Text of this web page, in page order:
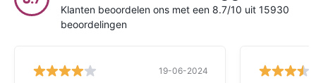
Klanten beoordelen ons met een 8.7/10 uit 15930
beoordelingen
19-06-2024